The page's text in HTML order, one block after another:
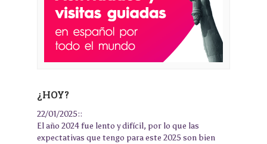
¿HOY?
22/01/2025::
El año 2024 fue lento y difícil, por lo que las
expectativas que tengo para este 2025 son bien